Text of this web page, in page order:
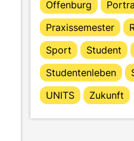
Offenburg
Praxissemester
Sport
Student
Studentenleben
UNITS
Zukunft